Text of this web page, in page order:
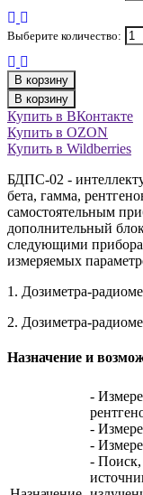
Выберите количество:
В корзину
В корзину
Купить в ВКонтакте
Купить в OZON
Купить в Wildberries
БДПС-02 -
бета, гамма,
самостоятельным
дополнительный
следующими
измеряемых
1. Дозиметра-
2. Дозиметра-
Назначение и
-
-
-
- Поиск,